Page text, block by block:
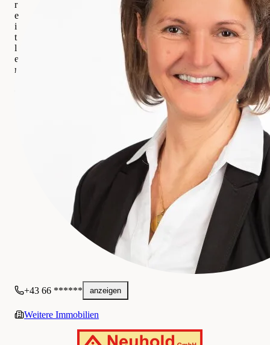
r
e
i
t
l
e
r
NEUHOLD IMMOBILIEN GmbH
+43 66 ****** anzeigen
Weitere Immobilien